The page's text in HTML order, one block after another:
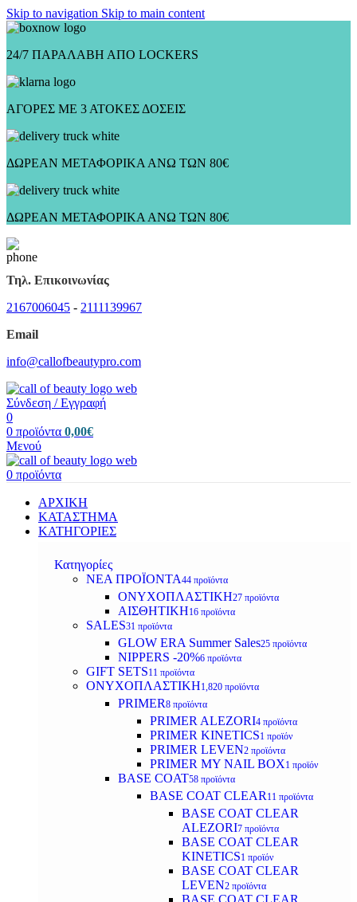
Skip to navigation Skip to main content
24/7 ΠΑΡΑΛΑΒΗ ΑΠΟ LOCKERS
ΑΓΟΡΕΣ ΜΕ 3 ΑΤΟΚΕΣ ΔΟΣΕΙΣ
ΔΩΡΕΑΝ ΜΕΤΑΦΟΡΙΚΑ ΑΝΩ ΤΩΝ 80€
ΔΩΡΕΑΝ ΜΕΤΑΦΟΡΙΚΑ ΑΝΩ ΤΩΝ 80€
Τηλ. Επικοινωνίας
2167006045 - 2111139967
Email
info@callofbeautypro.com
Σύνδεση / Εγγραφή
0
0 προϊόντα 0,00€
Μενού
0 προϊόντα
ΑΡΧΙΚΗ
ΚΑΤΑΣΤΗΜΑ
ΚΑΤΗΓΟΡΙΕΣ
Κατηγορίες
ΝΕΑ ΠΡΟΪΟΝΤΑ44 προϊόντα
ΟΝΥΧΟΠΛΑΣΤΙΚΗ27 προϊόντα
ΑΙΣΘΗΤΙΚΗ16 προϊόντα
SALES31 προϊόντα
GLOW ERA Summer Sales25 προϊόντα
NIPPERS -20%6 προϊόντα
GIFT SETS11 προϊόντα
ΟΝΥΧΟΠΛΑΣΤΙΚΗ1,820 προϊόντα
PRIMER8 προϊόντα
PRIMER ALEZORI4 προϊόντα
PRIMER KINETICS1 προϊόν
PRIMER LEVEN2 προϊόντα
PRIMER MY NAIL BOX1 προϊόν
BASE COAT58 προϊόντα
BASE COAT CLEAR 11 προϊόντα
BASE COAT CLEAR
ALEZORI7 προϊόντα
BASE COAT CLEAR
KINETICS1 προϊόν
BASE COAT CLEAR
LEVEN2 προϊόντα
BASE COAT CLEAR